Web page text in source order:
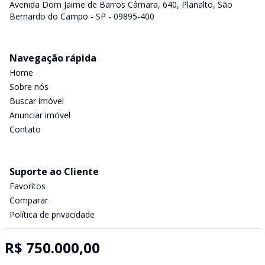
R$ 750.000,00
Avenida Dom Jaime de Barros Câmara, 640, Planalto, São
Bernardo do Campo - SP - 09895-400
Navegação rápida
Home
Sobre nós
Buscar imóvel
Anunciar imóvel
Contato
Suporte ao Cliente
Favoritos
Comparar
Política de privacidade